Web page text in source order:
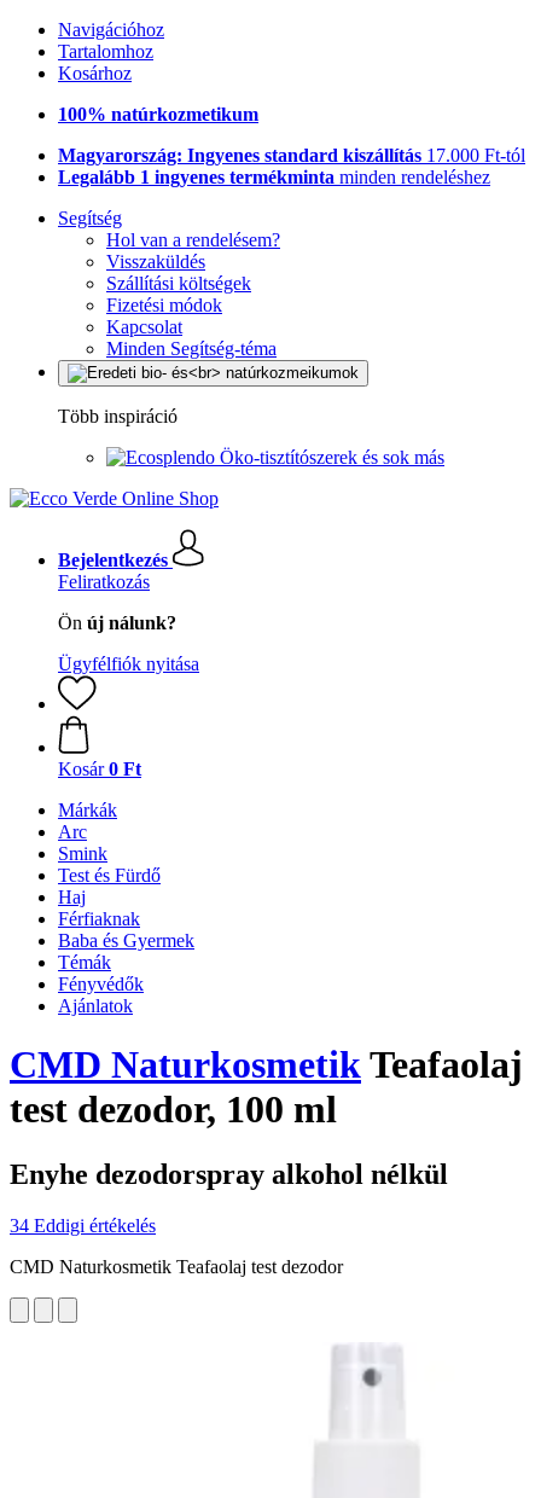
Navigációhoz
Tartalomhoz
Kosárhoz
100% natúrkozmetikum
Magyarország: Ingyenes standard kiszállítás 17.000 Ft-tól
Legalább 1 ingyenes termékminta minden rendeléshez
Segítség
Hol van a rendelésem?
Visszaküldés
Szállítási költségek
Fizetési módok
Kapcsolat
Minden Segítség-téma
Több inspiráció
Öko-tisztítószerek és sok más
Bejelentkezés
Feliratkozás
Ön új nálunk?
Ügyfélfiók nyitása
Kosár 0 Ft
Márkák
Arc
Smink
Test és Fürdő
Haj
Férfiaknak
Baba és Gyermek
Témák
Fényvédők
Ajánlatok
CMD NaturkosmetikTeafaolaj
test dezodor, 100 ml
Enyhe dezodorspray alkohol nélkül
34 Eddigi értékelés
CMD Naturkosmetik Teafaolaj test dezodor